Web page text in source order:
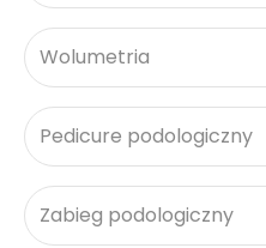
Wolumetria
Pedicure podologiczny
Zabieg podologiczny